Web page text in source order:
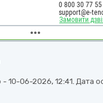
Замовити
0 800 30 77 55
support@e-
10-06-2026, 12:41. Дата